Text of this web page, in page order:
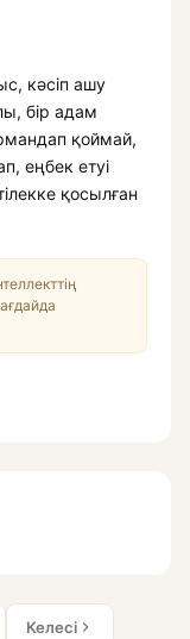
кәсіп ашу
бір адам
қоймай,
еңбек етуі
қосылған
Келесі